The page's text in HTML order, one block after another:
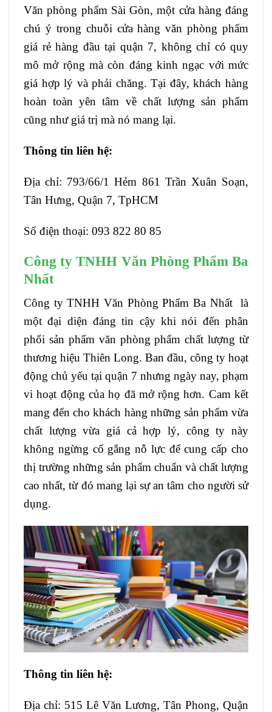
Văn phòng phẩm Sài Gòn, một cửa hàng đáng
chú ý trong chuỗi cửa hàng văn phòng phẩm
giá rẻ hàng đầu tại quận 7, không chỉ có quy
mô mở rộng mà còn đáng kinh ngạc với mức
giá hợp lý và phải chăng. Tại đây, khách hàng
hoàn toàn yên tâm về chất lượng sản phẩm
cũng như giá trị mà nó mang lại.
Thông tin liên hệ:
Địa chỉ: 793/66/1 Hẻm 861 Trần Xuân Soạn,
Tân Hưng, Quận 7, TpHCM
Số điện thoại: 093 822 80 85
Công ty TNHH Văn Phòng Phẩm Ba
Nhất
Công ty TNHH Văn Phòng Phẩm Ba Nhất là
một đại diện đáng tin cậy khi nói đến phân
phối sản phẩm văn phòng phẩm chất lượng từ
thương hiệu Thiên Long. Ban đầu, công ty hoạt
động chủ yếu tại quận 7 nhưng ngày nay, phạm
vi hoạt động của họ đã mở rộng hơn. Cam kết
mang đến cho khách hàng những sản phẩm vừa
chất lượng vừa giá cả hợp lý, công ty này
không ngừng cố gắng nỗ lực để cung cấp cho
thị trường những sản phẩm chuẩn và chất lượng
cao nhất, từ đó mang lại sự an tâm cho người sử
dụng.
Thông tin liên hệ:
Địa chỉ: 515 Lê Văn Lương, Tân Phong, Quận